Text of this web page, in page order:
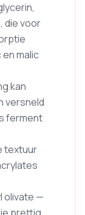
die voor
malic
kan
versneld
ferment
textuur
olivate —